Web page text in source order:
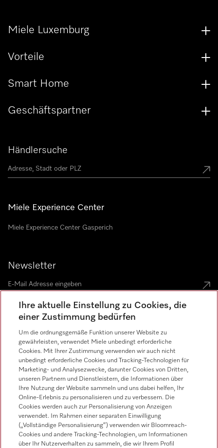
Händlersuche
Miele Experience Center
Miele Experience Center Gasperich
Newsletter
Sprache
Miele Luxemburg
Vorteile
Smart Home
Geschäftspartner
Miele auf Instagram
Miele auf Youtube
Ihre aktuelle Einstellung zu Cookies, die
einer Zustimmung bedürfen
Um die ordnungsgemäße Funktion unserer Website zu
gewährleisten, verwendet Miele unbedingt erforderliche
Cookies. Mit Ihrer Zustimmung verwenden wir auch nicht
unbedingt erforderliche Cookies und Tracking-Technologien für
Marketing- und Analysezwecke, darunter Cookies von Dritten,
unseren Partnern und Dienstleistern, die Informationen über
Ihre Nutzung der Website sammeln und uns dabei helfen, Ihr
Online-Erlebnis zu personalisieren und zu verbessern. Die
Cookies werden auch zur Personalisierung von Anzeigen
verwendet. Im Rahmen einer separaten Einwilligung
(„Vollständige Personalisierung“) verwenden wir Bloomreach-
Cookies und andere Tracking-Technologien, um Informationen
über Ihr Nutzerverhalten zu sammeln, die wir Ihrem Profil